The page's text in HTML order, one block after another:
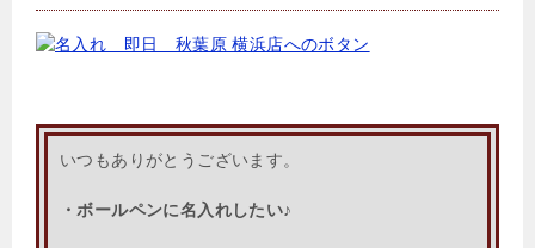
いつもありがとうございます。
・ボールペンに名入れしたい♪